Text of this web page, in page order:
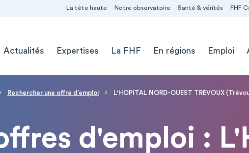
La tête haute Notre observatoire Santé & vérités FHF
Actualités
Expertises La FHF En régions Emploi
Rechercher une offre d′emploi L'HOPITAL NORD-OUEST TREVOUX
d'emploi :